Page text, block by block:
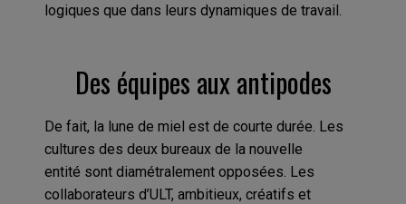
logiques que dans leurs dynamiques de travail.
Des équipes aux antipodes
De fait, la lune de miel est de courte durée. Les
cultures des deux bureaux de la nouvelle
entité sont diamétralement opposées. Les
collaborateurs d’ULT, ambitieux, créatifs et